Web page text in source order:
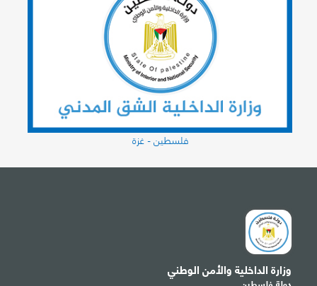
فلسطين - غزة
وزارة الداخلية والأمن الوطني